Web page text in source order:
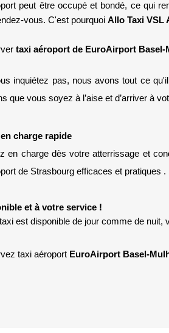
peut être occupé et bondé, ce qui
vous. C'est pourquoi Allo Taxi VSL
taxi aéroport de EuroAirport Basel-
inquiétez pas, nous avons tout ce
que vous soyez à l’aise et d’arriver à
charge rapide
en charge dès votre atterrissage et
de Strasbourg efficaces et pratiques .
et à votre service !
est disponible de jour comme de nuit,
taxi aéroport EuroAirport Basel-